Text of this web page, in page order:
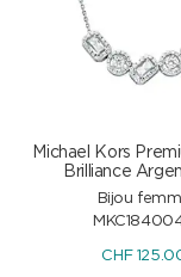
Michael Kors
Brilliance
Bijou
CHF